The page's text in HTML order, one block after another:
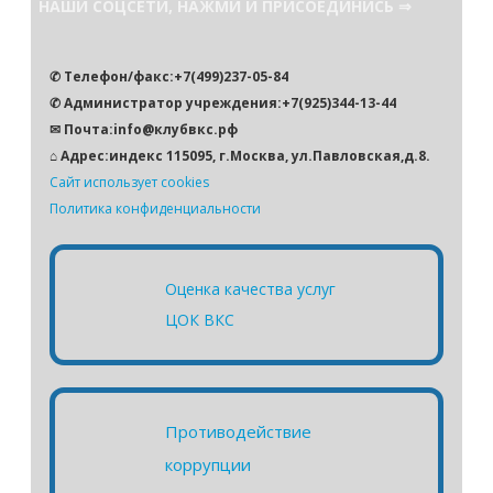
НАШИ СОЦСЕТИ, НАЖМИ И ПРИСОЕДИНИСЬ ⇒
✆ Телефон/факс:+7(499)237-05-84
✆ Администратор учреждения:+7(925)344-13-44
✉ Почта:info@клубвкс.рф
⌂ Адрес:индекс 115095, г.Москва, ул.Павловская,д.8.
Сайт использует cookies
Политика конфиденциальности
Оценка качества услуг
ЦОК ВКС
Противодействие
коррупции